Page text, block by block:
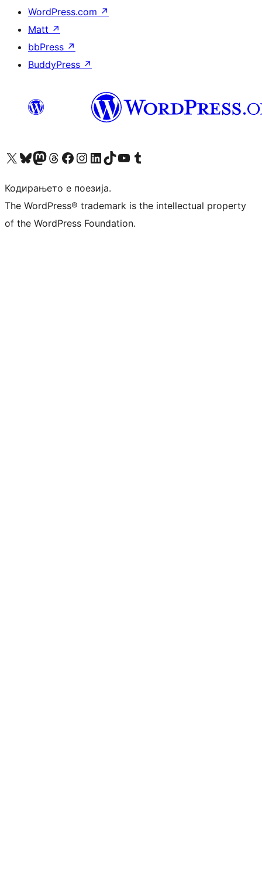
WordPress.com ↗
Matt ↗
bbPress ↗
BuddyPress ↗
Visit our X (formerly Twitter) account
Visit our Bluesky account
Visit our Mastodon account
Visit our Threads account
Visit our Facebook page
Visit our Instagram account
Visit our LinkedIn account
Visit our TikTok account
Visit our YouTube channel
Visit our Tumblr account
Кодирањето е поезија.
The WordPress® trademark is the intellectual property
of the WordPress Foundation.